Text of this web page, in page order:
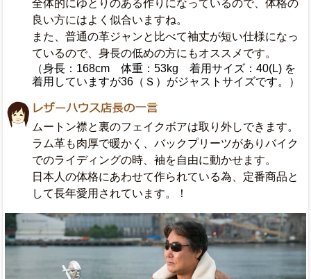
全体的にゆとりのある作りになっているので、体格の
良い方にはよく似合いますね。
また、普通の革ジャンと比べて袖丈が短い仕様になっ
ているので、身長の低めの方にもオススメです。
（身長：168cm 体重：53kg 着用サイズ：40(L) を
着用していますが36（Ｓ）がジャストサイズです。）
ムートン襟と裏のフェイクボアは取り外しできます。
ラム革も肉厚で暖かく、バックプリーツがありバイク
でのライディングの時、袖を自由に動かせます。
日本人の体格にあわせて作られている為、定番商品と
して長年愛用されています。！